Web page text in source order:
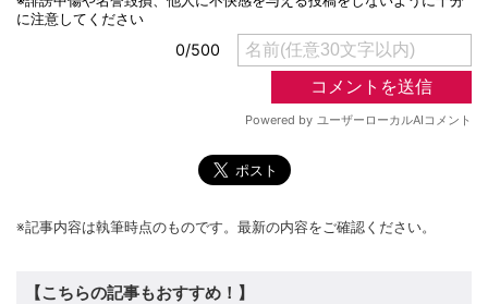
※記事内容は執筆時点のものです。最新の内容をご確認ください。
【こちらの記事もおすすめ！】